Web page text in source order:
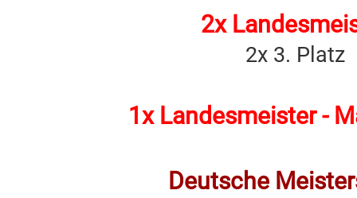
2x
2x 3. Platz
1x Landesmeister -
Deutsche